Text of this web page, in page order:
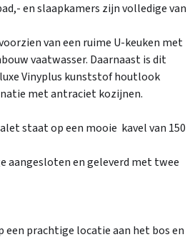
en slaapkamers zijn volledige van
van een ruime U-keuken met
vaatwasser. Daarnaast is dit
Vinyplus kunststof houtlook
met antraciet kozijnen.
staat op een mooie kavel van 150
aangesloten en geleverd met twee
een prachtige locatie aan het bos en